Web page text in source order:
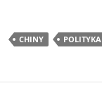
CHINY POLITYKA